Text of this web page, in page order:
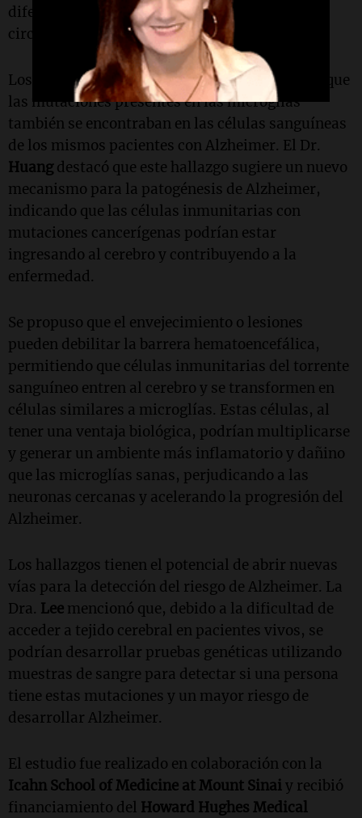
diferencia de otras células inmunitarias que
circulan en el torrente sanguíneo.
Los investigadores sorprendieron al descubrir que
las mutaciones presentes en las microglías
también se encontraban en las células sanguíneas
de los mismos pacientes con Alzheimer. El Dr.
Huangdestacó que este hallazgo sugiere un nuevo
mecanismo para la patogénesis de Alzheimer,
indicando que las células inmunitarias con
mutaciones cancerígenas podrían estar
ingresando al cerebro y contribuyendo a la
enfermedad.
Se propuso que el envejecimiento o lesiones
pueden debilitar la barrera hematoencefálica,
permitiendo que células inmunitarias del torrente
sanguíneo entren al cerebro y se transformen en
células similares a microglías. Estas células, al
tener una ventaja biológica, podrían multiplicarse
y generar un ambiente más inflamatorio y dañino
que las microglías sanas, perjudicando a las
neuronas cercanas y acelerando la progresión del
Alzheimer.
Los hallazgos tienen el potencial de abrir nuevas
vías para la detección del riesgo de Alzheimer. La
Dra. Lee mencionó que, debido a la dificultad de
acceder a tejido cerebral en pacientes vivos, se
podrían desarrollar pruebas genéticas utilizando
muestras de sangre para detectar si una persona
tiene estas mutaciones y un mayor riesgo de
desarrollar Alzheimer.
El estudio fue realizado en colaboración con la
Icahn School of Medicine at Mount Sinaiy recibió
financiamiento del Howard Hughes Medical